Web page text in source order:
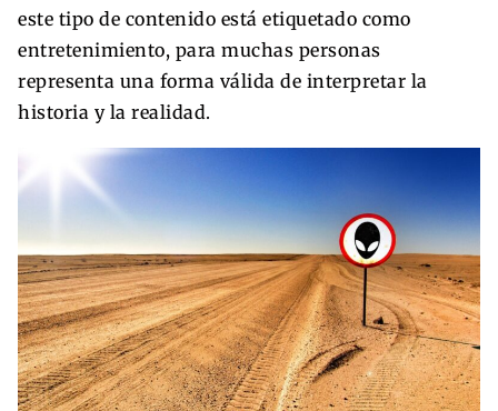
este tipo de contenido está etiquetado como
entretenimiento, para muchas personas
representa una forma válida de interpretar la
historia y la realidad.